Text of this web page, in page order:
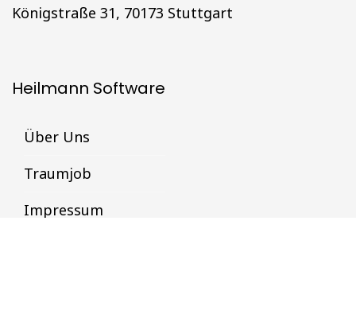
Königstraße 31, 70173 Stuttgart
Heilmann Software
Über Uns
Traumjob
Impressum